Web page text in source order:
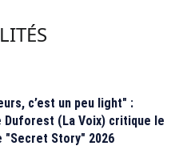
c’est un peu light" :
Duforest (La Voix) critique le
"Secret Story" 2026